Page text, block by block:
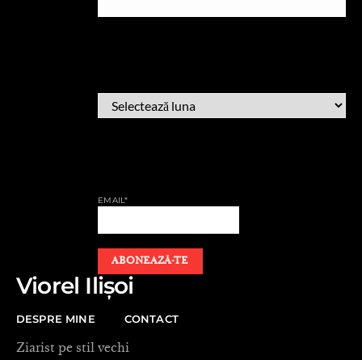
EMAIL*
Viorel Ilișoi
DESPRE MINE CONTACT
Ziarist pe stil vechi